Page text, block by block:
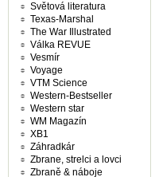
Světová literatura
Texas-Marshal
The War Illustrated
Válka REVUE
Vesmír
Voyage
VTM Science
Western-Bestseller
Western star
WM Magazín
XB1
Záhradkár
Zbrane, strelci a lovci
Zbraně & náboje